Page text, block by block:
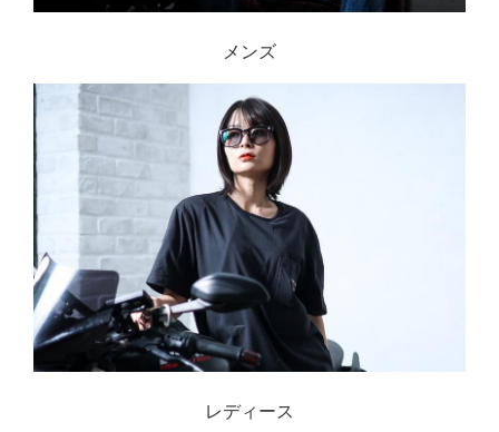
メンズ
レディース